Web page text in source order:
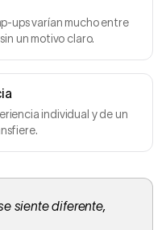
ups varían mucho entre
un motivo claro.
individual y de un
siente diferente,